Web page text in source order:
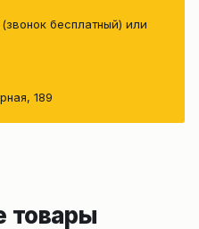
(звонок бесплатный) или
189
товары